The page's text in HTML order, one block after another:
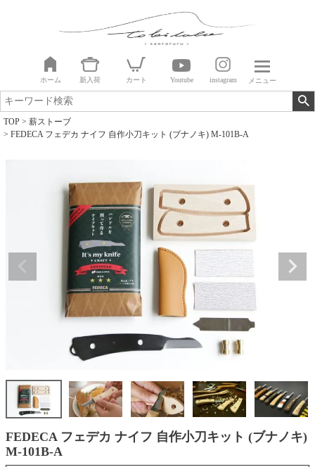
ホーム 新入荷 カート Youtube instagram メニュー
TOP
薪ストーブ
FEDECA フェデカ ナイフ 自作小刀キット (ブナノキ) M-101B-A
FEDECA フェデカ ナイフ 自作小刀キット (ブナノキ)
M-101B-A